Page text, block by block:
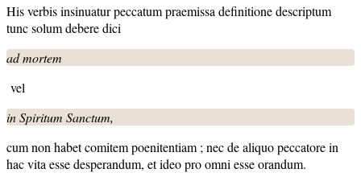
His verbis insinuatur peccatum praemissa definitione descriptum
tunc solum debere dici
ad mortem
vel
in Spiritum Sanctum,
cum non habet comitem poenitentiam ; nec de aliquo peccatore in
hac vita esse desperandum, et ideo pro omni esse orandum.